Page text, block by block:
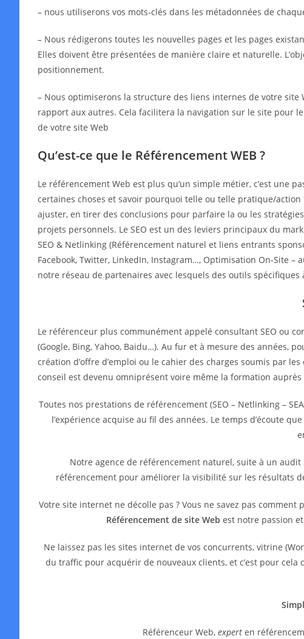
– nous utiliserons vos mots-clés dans les métadonnées de
– Nous rédigerons toutes les nouvelles pages et les pages
Elles doivent être présentées de manière claire et naturelle.
positionnement.
– Nous optimiserons la structure des liens internes de votre
rapport aux autres. Cela facilitera la navigation sur le site pour
de votre site Web
Qu’est-ce que le Référencement WEB ?
Le référencement Web est plus qu’un simple métier, c’est une
certaines choses et savoir pourquoi telle ou telle pratique/
ajuster, en tirer des conclusions pour parfaire la ou les
projets personnels. Le SEO est un des leviers principaux du
SEO & Netlinking (Référencement naturel et liens entrants
Facebook, Twitter, LinkedIn, Instagram…, Optimisation On-Site
notre réseau de partenaires avec lesquels des outils
Le référenceur plus communément appelé consultant SEO ou
(Google, Bing, Yahoo, Baidu…). Au fur et à mesure des années,
création d’offre d’emploi ou le cahier des charges soumis par
conseil est devenu omniprésent voire même la formation
Toutes nos prestations de référencement (SEO – Netlinking –
l’expérience acquise au fil des années. Le temps d’écoute
Notre agence de référencement naturel, suite à un
référencement pour améliorer la visibilité sur les résultats
Votre site internet ne décolle pas ? Vous ne savez pas
Référencement de site Web est notre passion
Ne laissez pas les sites internet de vos concurrents, vitrine
du traffic pour acquérir de nouveaux clients, et c’est pour
Référenceur Web, expert en